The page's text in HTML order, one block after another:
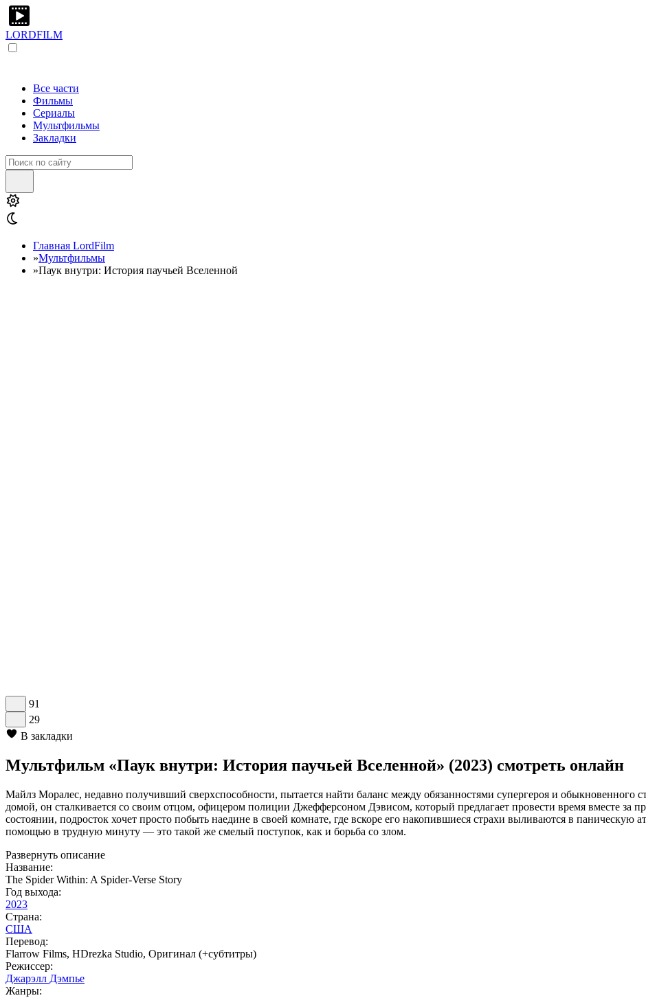
LORDFILM
Все части
Фильмы
Сериалы
Мультфильмы
Закладки
Главная LordFilm
»Мультфильмы
»Паук внутри: История паучьей Вселенной
91
29
В закладки
Мультфильм «Паук внутри: История паучьей Вселенной» (2023) смотреть онлайн
Майлз Моралес, недавно получивший сверхспособности, пытается найти баланс между обязанностями супергероя и
домой, он сталкивается со своим отцом, офицером полиции Джефферсоном Дэвисом, который предлагает провести время вместе за
состоянии, подросток хочет просто побыть наедине в своей комнате, где вскоре его накопившиеся страхи выливаются в паническую
помощью в трудную минуту — это такой же смелый поступок, как и борьба со злом.
Развернуть описание
Название:
The Spider Within: A Spider-Verse Story
Год выхода:
2023
Страна:
США
Перевод:
Flarrow Films, HDrezka Studio, Оригинал (+субтитры)
Режиссер:
Джарэлл Дэмпье
Жанры: